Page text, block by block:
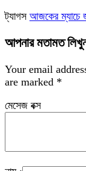
ট্যাগস আজকের ম্যাচে
আপনার মতামত
Your email
are marked *
মেসেজ বক্স